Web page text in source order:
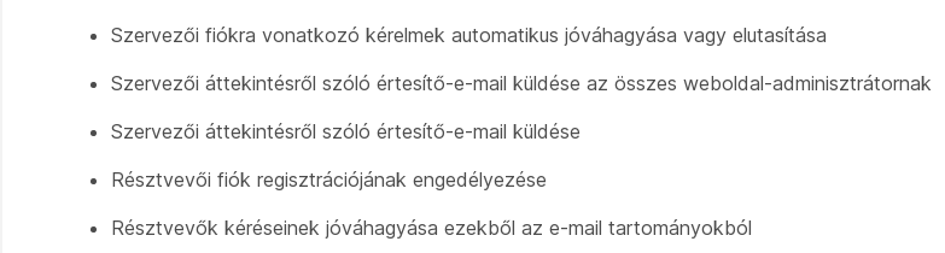
Szervezői fiókra vonatkozó kérelmek automatikus jóváhagyása vagy elutasítása
Szervezői áttekintésről szóló értesítő-e-mail küldése az összes weboldal-adminisztrátornak
Szervezői áttekintésről szóló értesítő-e-mail küldése
Résztvevői fiók regisztrációjának engedélyezése
Résztvevők kéréseinek jóváhagyása ezekből az e-mail tartományokból